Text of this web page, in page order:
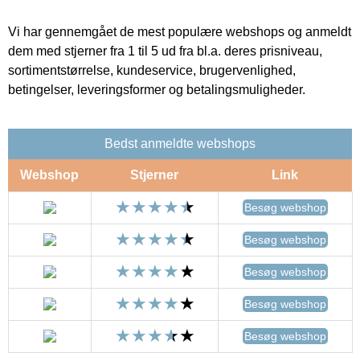
Vi har gennemgået de mest populære webshops og anmeldt
dem med stjerner fra 1 til 5 ud fra bl.a. deres prisniveau,
sortimentstørrelse, kundeservice, brugervenlighed,
betingelser, leveringsformer og betalingsmuligheder.
Bedst anmeldte webshops
Webshop Stjerner Link
Besøg webshop
Besøg webshop
Besøg webshop
Besøg webshop
Besøg webshop